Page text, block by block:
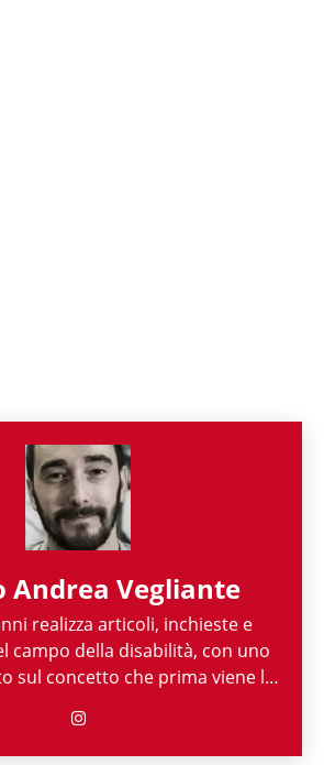
Andrea Vegliante
realizza articoli, inchieste e
campo della disabilità, con uno
sul concetto che prima viene la
mondo associazionistico italiano
Angelo Andrea Vegliante ha